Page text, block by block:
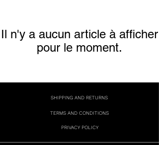
Il n'y a aucun article à afficher
pour le moment.
SHIPPING AND RETURNS
TERMS AND CONDITIONS
PRIVACY POLICY